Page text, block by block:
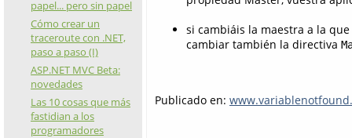
papel... pero sin papel
Cómo crear un
traceroute con .NET,
paso a paso (I)
ASP.NET MVC Beta:
novedades
Las 10 cosas que más
fastidian a los
programadores
si cambiáis la maestra a la
cambiar también la directiva
Publicado en: